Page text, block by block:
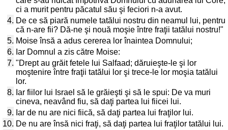
ci a murit pentru păcatul său şi feciori n-a avut.
4. De ce să piară numele tatălui nostru din neamul lui, pentru
că n-are fii? Dă-ne şi nouă moşie între fraţii tatălui nostru!"
5. Moise însă a adus cererea lor înaintea Domnului;
6. Iar Domnul a zis către Moise:
7. "Drept au grăit fetele lui Salfaad; dăruieşte-le şi lor
moştenire între fraţii tatălui lor şi trece-le lor moşia tatălui
lor.
8. Iar fiilor lui Israel să le grăieşti şi să le spui: De va muri
cineva, neavând fiu, să daţi partea lui fiicei lui.
9. Iar de nu are nici fiică, să daţi partea lui fraţilor lui.
10. De nu are însă nici fraţi, să daţi partea lui fraţilor tatălui lui.